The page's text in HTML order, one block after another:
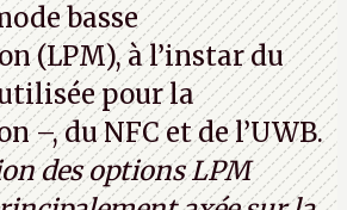
basse
(LPM), à l’instar du
pour la
–, du NFC et de l’UWB.
des options LPM